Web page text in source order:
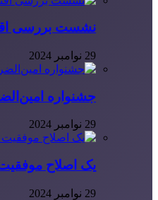
نشست بررسی
29 نوامبر 2024
جشنواره امین‌الضرب 1402 – فدراسیون اقتصاد
29 نوامبر 2024
یک اصلاح
29 نوامبر 2024